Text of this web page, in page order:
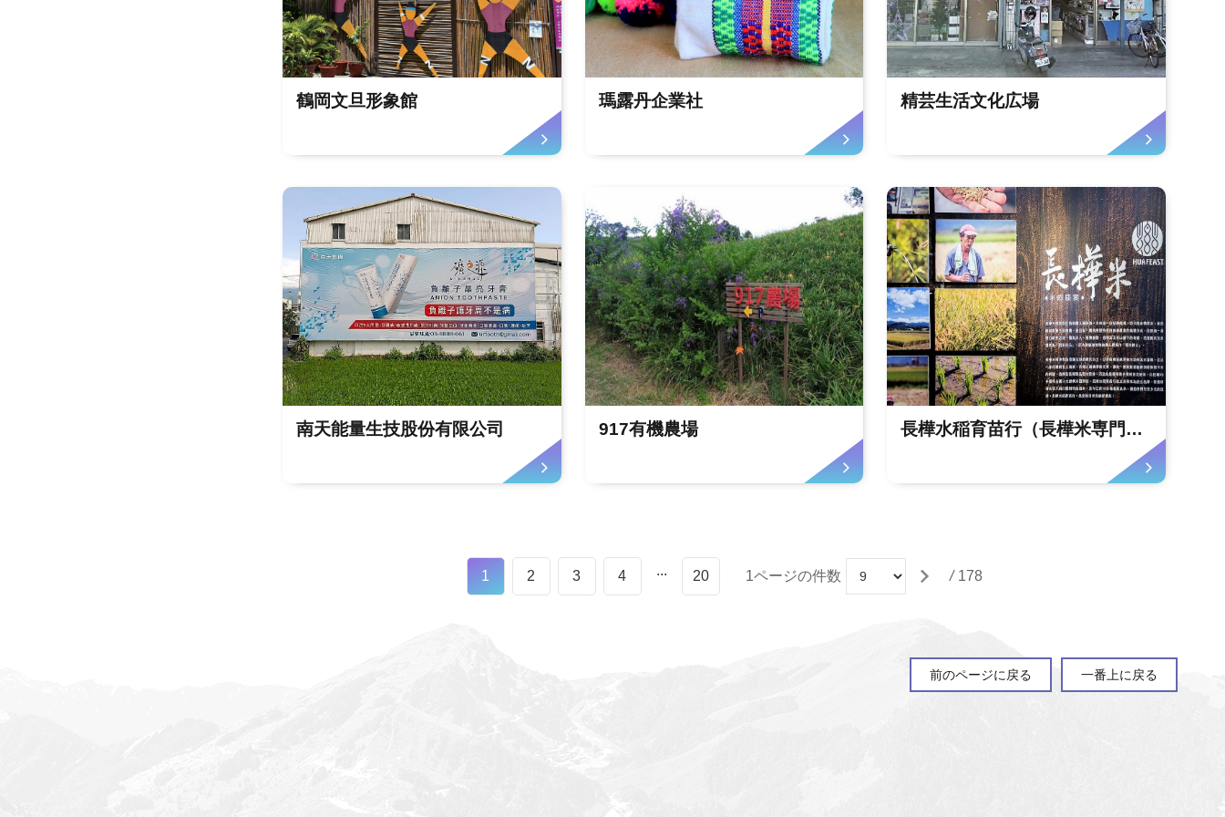
鶴岡文旦形象館 瑪露丹企業社 精芸生活文化広場
南天能量生技股份有限公司 917有機農場 長樺水稲育苗行（長樺米専門店）
1 2 3 4 ... 20 1ページの件数 / 178
前のページに戻る 一番上に戻る